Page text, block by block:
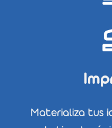
Materializa tus